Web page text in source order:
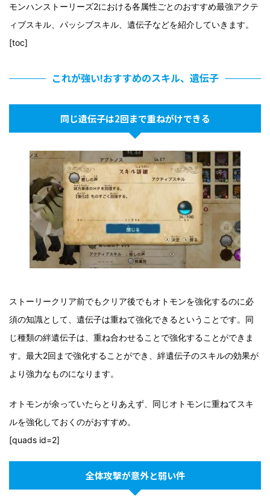
モンハンストーリーズ2における各属性ごとのおすすめ最強アクテ
ィブスキル、パッシブスキル、遺伝子などを紹介していきます。
[toc]
これが強い!おすすめのスキル、遺伝子
同じ遺伝子は2回まで重ねがけできる
ストーリークリア前でもクリア後でもオトモンを強化するのに必
須の知識として、遺伝子は重ねて強化できるということです。同
じ種類の絆遺伝子は、重ね合わせることで強化することができま
す。最大2回まで強化することができ、絆遺伝子のスキルの効果が
より強力なものになります。
オトモンが余っていたらとりあえず、同じオトモンに重ねてスキ
ルを強化しておくのがおすすめ。
[quads id=2]
全体攻撃が意外と弱い件